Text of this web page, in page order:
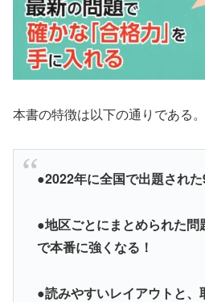
本書の特徴は以下の通りである。
●2022年に全国で出題され
●地区ごとにまとめられた
で本番に強くなる！
●読みやすいレイアウトと、